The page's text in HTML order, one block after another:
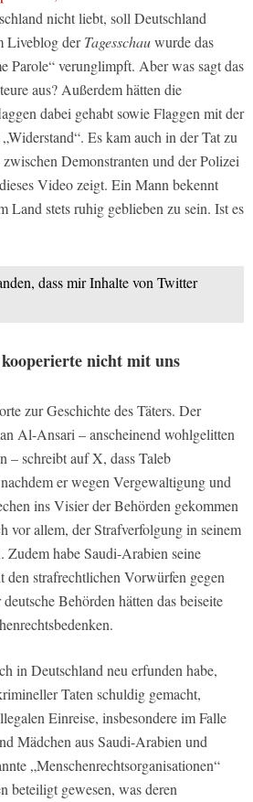
nicht liebt, soll Deutschland
Liveblog derTagesschauwurde das
Parole“ verunglimpft. Aber was sagt das
aus? Außerdem hätten die
dabei gehabt sowie Flaggen mit der
Es kam auch in der Tat zu
Demonstranten und der Polizei
Video zeigt. Ein Mann bekennt
Land stets ruhig geblieben zu sein. Ist es
dass mir Inhalte von Twitter
nicht mit uns
zur Geschichte des Täters. Der
Al-Ansari – anscheinend wohlgelitten
– schreibt auf X, dass Taleb
er wegen Vergewaltigung und
ins Visier der Behörden gekommen
vor allem, der Strafverfolgung in seinem
Zudem habe Saudi-Arabien seine
den strafrechtlichen Vorwürfen gegen
Behörden hätten das beiseite
in Deutschland neu erfunden habe,
Taten schuldig gemacht,
Einreise, insbesondere im Falle
Mädchen aus Saudi-Arabien und
„Menschenrechtsorganisationen“
beteiligt gewesen, was deren